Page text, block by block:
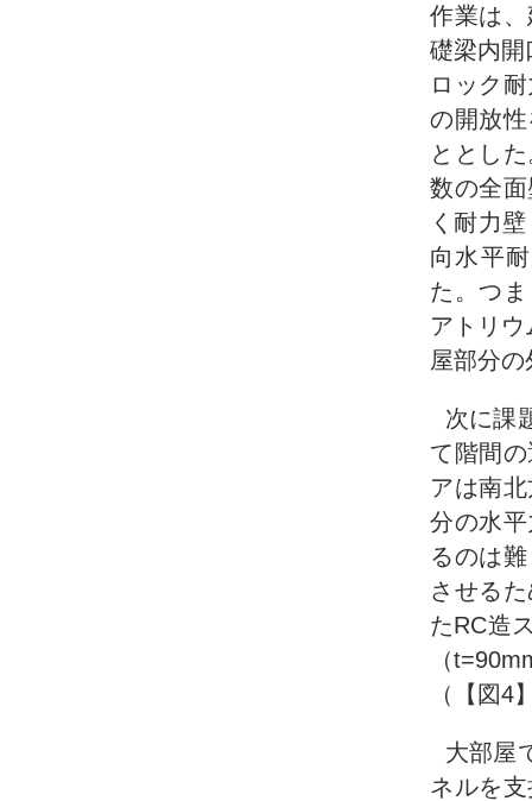
作業は
礎梁内開
ロック
の開放
ととし
数の全
く耐力
向水平
た。つ
アトリ
屋部分
次に課
て階間
アは南
分の水
るのは
させる
たRC造
（
（【図4
大部屋
ネルを